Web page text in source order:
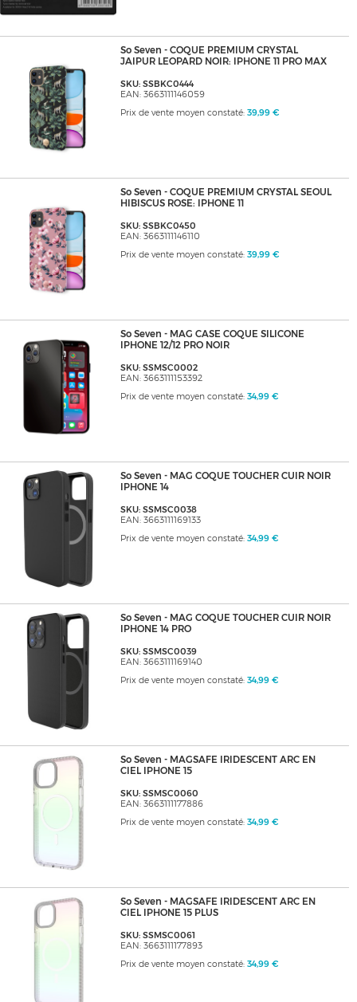
So Seven - COQUE PREMIUM CRYSTAL
JAIPUR LEOPARD NOIR: IPHONE 11 PRO MAX
SKU: SSBKC0444
EAN: 3663111146059
Prix de vente moyen constaté: 39,99 €
So Seven - COQUE PREMIUM CRYSTAL SEOUL
HIBISCUS ROSE: IPHONE 11
SKU: SSBKC0450
EAN: 3663111146110
Prix de vente moyen constaté: 39,99 €
So Seven - MAG CASE COQUE SILICONE
IPHONE 12/12 PRO NOIR
SKU: SSMSC0002
EAN: 3663111153392
Prix de vente moyen constaté: 34,99 €
So Seven - MAG COQUE TOUCHER CUIR NOIR
IPHONE 14
SKU: SSMSC0038
EAN: 3663111169133
Prix de vente moyen constaté: 34,99 €
So Seven - MAG COQUE TOUCHER CUIR NOIR
IPHONE 14 PRO
SKU: SSMSC0039
EAN: 3663111169140
Prix de vente moyen constaté: 34,99 €
So Seven - MAGSAFE IRIDESCENT ARC EN
CIEL IPHONE 15
SKU: SSMSC0060
EAN: 3663111177886
Prix de vente moyen constaté: 34,99 €
So Seven - MAGSAFE IRIDESCENT ARC EN
CIEL IPHONE 15 PLUS
SKU: SSMSC0061
EAN: 3663111177893
Prix de vente moyen constaté: 34,99 €